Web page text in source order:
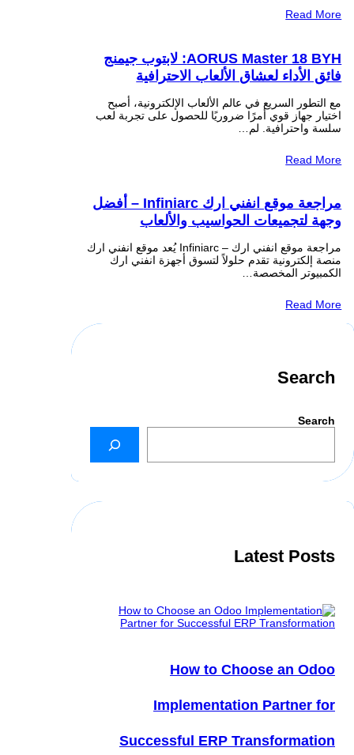
Read More
AORUS Master 18 BYH: لابتوب جيمنج
فائق الأداء لعشاق الألعاب الاحترافية
مع التطور السريع في عالم الألعاب الإلكترونية، أصبح
اختيار جهاز قوي أمرًا ضروريًا للحصول على تجربة لعب
سلسة واحترافية. لم…
Read More
مراجعة موقع انفني ارك Infiniarc – أفضل
وجهة لتجميعات الحواسيب والألعاب
مراجعة موقع انفني ارك – Infiniarc يُعد موقع انفني ارك
منصة إلكترونية تقدم حلولاً لتسوق أجهزة انفني ارك
الكمبيوتر المخصصة…
Read More
Search
Search
Latest Posts
How to Choose an Odoo
Implementation Partner for
Successful ERP Transformation